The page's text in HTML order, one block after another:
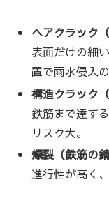
ヘアクラック
表面だけの細
置で雨水侵入
構造クラック
鉄筋まで達す
リスク大。
爆裂（鉄筋の
進行性が高く